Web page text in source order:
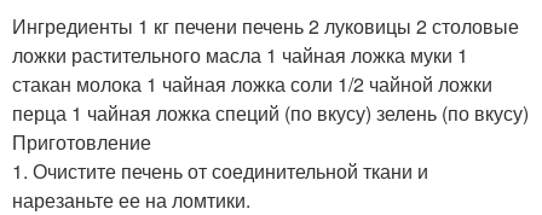
Ингредиенты 1 кг печени печень 2 луковицы 2 столовые
ложки растительного масла 1 чайная ложка муки 1
стакан молока 1 чайная ложка соли 1/2 чайной ложки
перца 1 чайная ложка специй (по вкусу) зелень (по вкусу)
Приготовление
1. Очистите печень от соединительной ткани и
нарезаньте ее на ломтики.